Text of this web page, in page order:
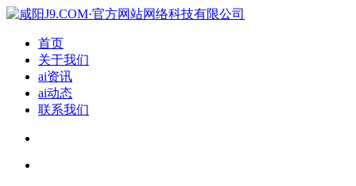
首页
关于我们
ai资讯
ai动态
联系我们